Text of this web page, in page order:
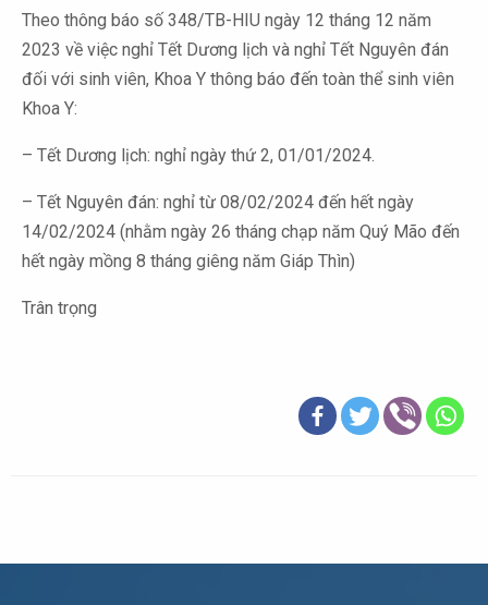
Theo thông báo số 348/TB-HIU ngày 12 tháng 12 năm
2023 về việc nghỉ Tết Dương lịch và nghỉ Tết Nguyên đán
đối với sinh viên, Khoa Y thông báo đến toàn thể sinh viên
Khoa Y:
– Tết Dương lịch: nghỉ ngày thứ 2, 01/01/2024.
– Tết Nguyên đán: nghỉ từ 08/02/2024 đến hết ngày
14/02/2024 (nhằm ngày 26 tháng chạp năm Quý Mão đến
hết ngày mồng 8 tháng giêng năm Giáp Thìn)
Trân trọng